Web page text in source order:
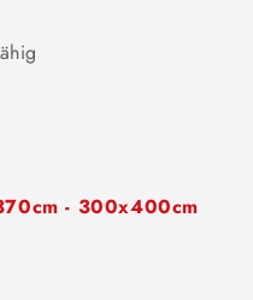
- 300x400cm